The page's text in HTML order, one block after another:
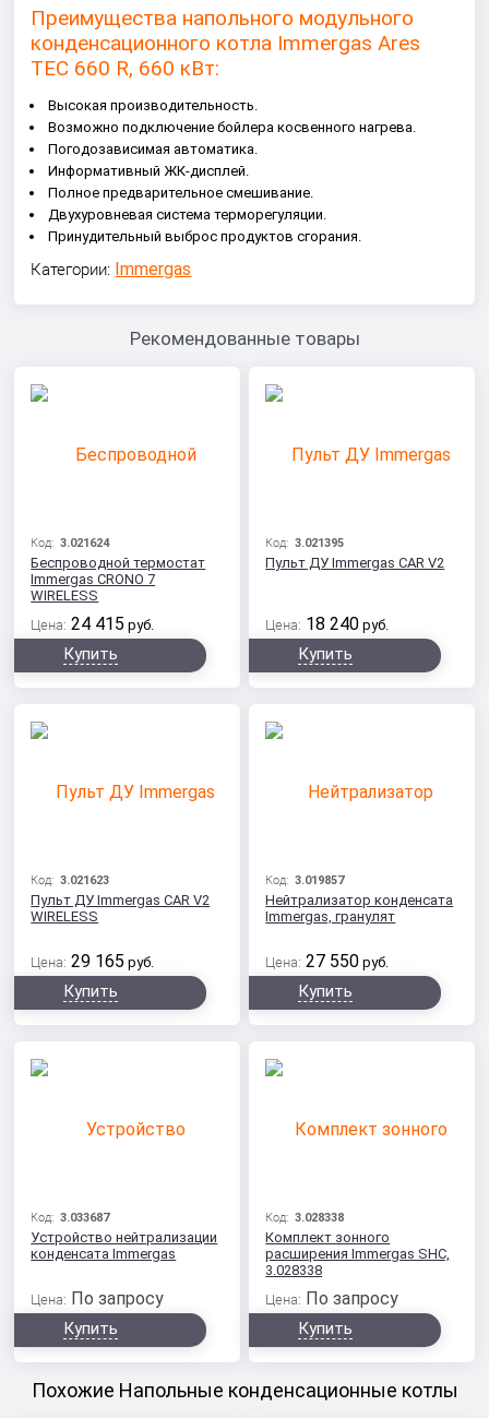
Преимущества напольного модульного
конденсационного котла Immergas Ares
TEC 660 R, 660 кВт:
Высокая производительность.
Возможно подключение бойлера косвенного нагрева.
Погодозависимая автоматика.
Информативный ЖК-дисплей.
Полное предварительное смешивание.
Двухуровневая система терморегуляции.
Принудительный выброс продуктов сгорания.
Категории: Immergas
Рекомендованные товары
Код:3.021624
Беспроводной термостат
Immergas CRONO 7
WIRELESS
Цена: 24 415 руб.
Купить
Код:3.021395
Пульт ДУ Immergas CAR V2
Цена: 18 240 руб.
Купить
Код:3.021623
Пульт ДУ Immergas CAR V2
WIRELESS
Цена: 29 165 руб.
Купить
Код:3.019857
Нейтрализатор конденсата
Immergas, гранулят
Цена: 27 550 руб.
Купить
Код:3.033687
Устройство нейтрализации
конденсата Immergas
Цена: По запросу
Купить
Код:3.028338
Комплект зонного
расширения Immergas SHC,
3.028338
Цена: По запросу
Купить
Похожие Напольные конденсационные котлы